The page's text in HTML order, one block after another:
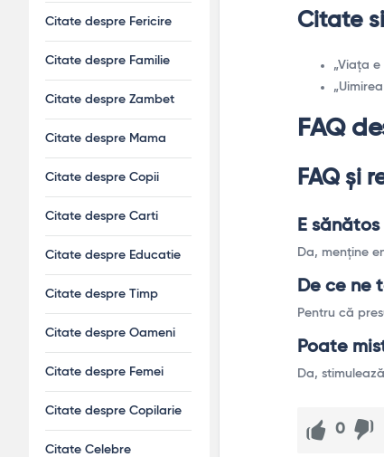
Citate
„Viața
FAQ
FAQ și
E
Da, menține
De ce ne
Pentru că
Poate
Da,
0
Citate despre Fericire
Citate despre Familie
Citate despre Zambet
Citate despre Mama
Citate despre Copii
Citate despre Carti
Citate despre Educatie
Citate despre Timp
Citate despre Oameni
Citate despre Femei
Citate despre Copilarie
Citate Celebre